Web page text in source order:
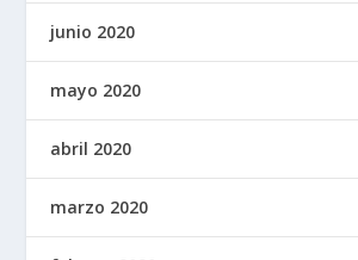
junio 2020
mayo 2020
abril 2020
marzo 2020